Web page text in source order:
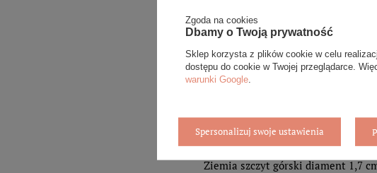
Ziemia szczyt górski diament 1,7
Zgoda na cookies
Dbamy o Twoją prywatność
Sklep korzysta z plików cookie w celu
dostępu do cookie w Twojej przeglądarce.
warunki Google
Spersonalizuj swoje ustawienia